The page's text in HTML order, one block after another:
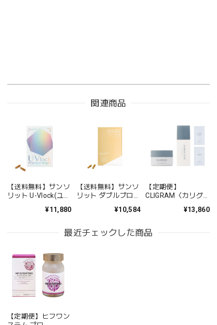
関連商品
【送料無料】サンソ
リット U-Vlock(ユー
¥11,880
【送料無料】サンソ
リット ダブルブロッ
¥10,584
【定期便】
CLIGRAM〈カリグ
ットブライトケアラ
¥13,860
最近チェックした商品
【定期便】ヒフワン